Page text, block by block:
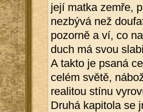
její matka zemře,
nezbývá než
pozorně a ví, co
duch má svou
A takto je psaná
celém světě,
realitou stínu
Druhá kapitola se